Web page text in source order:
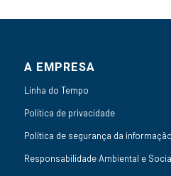
A EMPRESA
Linha do Tempo
Política de privacidade
Política de segurança da informação
Responsabilidade Ambiental e